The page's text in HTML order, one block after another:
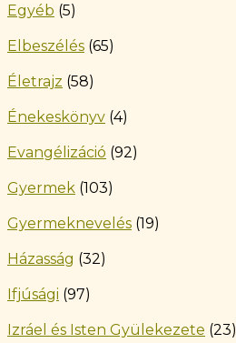
Egyéb (5)
Elbeszélés (65)
Életrajz (58)
Énekeskönyv (4)
Evangélizáció (92)
Gyermek (103)
Gyermeknevelés (19)
Házasság (32)
Ifjúsági (97)
Izráel és Isten Gyülekezete (23)